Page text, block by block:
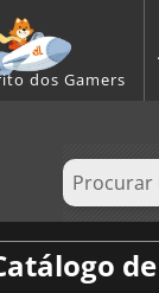
dos Gamers